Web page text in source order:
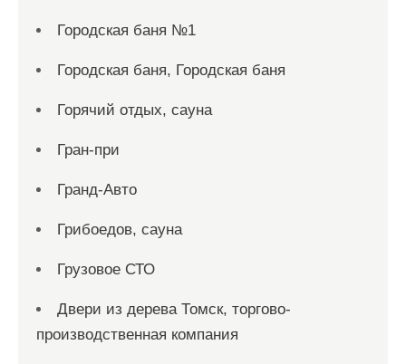
Городская баня №1
Городская баня, Городская баня
Горячий отдых, сауна
Гран-при
Гранд-Авто
Грибоедов, сауна
Грузовое СТО
Двери из дерева Томск, торгово-
производственная компания